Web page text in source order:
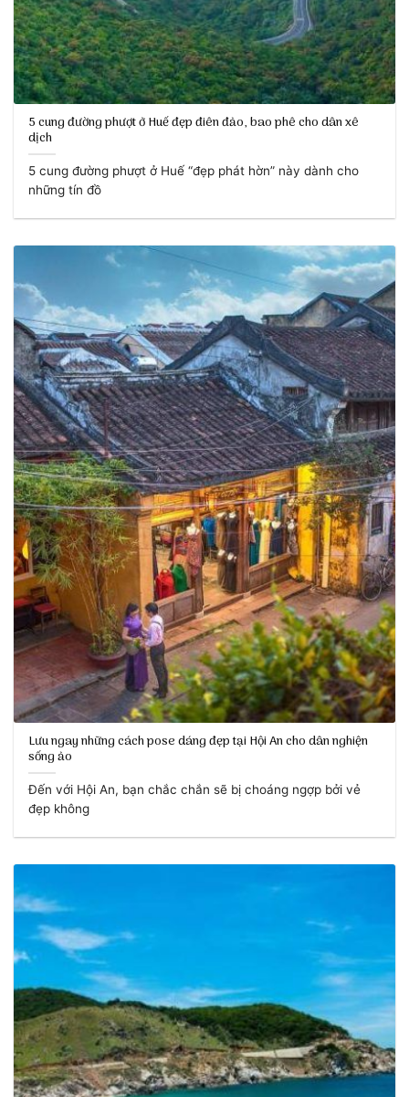
5 cung đường phượt ở Huế đẹp điên đảo, bao phê cho dân xê
dịch
5 cung đường phượt ở Huế “đẹp phát hờn” này dành cho
những tín đồ
Lưu ngay những cách pose dáng đẹp tại Hội An cho dân nghiện
sống ảo
Đến với Hội An, bạn chắc chắn sẽ bị choáng ngợp bởi vẻ
đẹp không